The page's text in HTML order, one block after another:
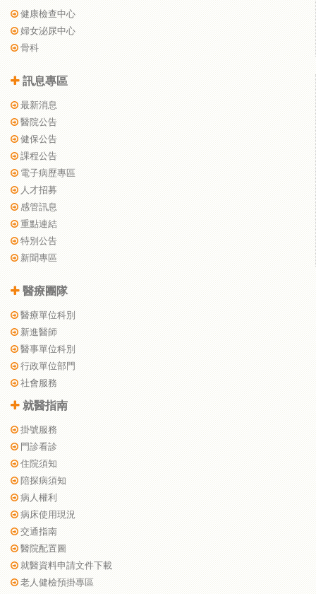
健康檢查中心
婦女泌尿中心
骨科
訊息專區
最新消息
醫院公告
健保公告
課程公告
電子病歷專區
人才招募
感管訊息
重點連結
特別公告
新聞專區
醫療團隊
醫療單位科別
新進醫師
醫事單位科別
行政單位部門
社會服務
就醫指南
掛號服務
門診看診
住院須知
陪探病須知
病人權利
病床使用現況
交通指南
醫院配置圖
就醫資料申請文件下載
老人健檢預掛專區